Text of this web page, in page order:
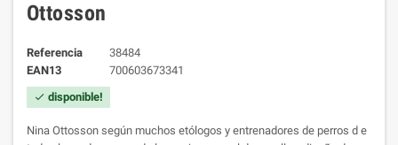
Ottosson
Referencia
38484
EAN13
700603673341
check disponible!
Nina Ottosson según muchos etólogos y entrenadores de perros d e